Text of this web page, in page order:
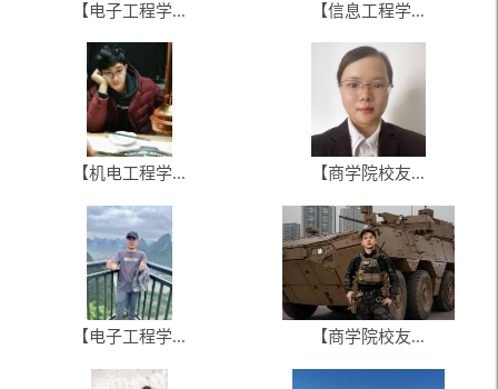
【电子工程学... 【信息工程学...
【机电工程学... 【商学院校友...
【电子工程学... 【商学院校友...